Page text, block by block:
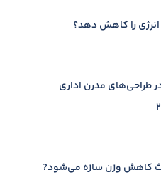
را کاهش دهد؟
مدرن اداری
کاهش وزن سازه می‌شود?